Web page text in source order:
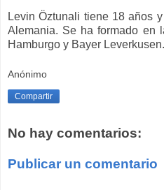
Levin Öztunali tiene 18 años
Alemania. Se ha formado en
Hamburgo y Bayer Leverkusen.
Anónimo
Compartir
No hay comentarios:
Publicar un comentario